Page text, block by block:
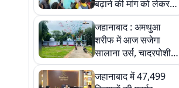
बढ़ाने की मांग को लेकर
ठाकुरबाड़ी में धरना
जहानाबाद : अमथुआ
शरीफ में आज सजेगा
सालाना उर्स, चादरपोशी
और खास दुआ के साथ देर
रात तक चलेगी महफिल-
जहानाबाद में 47,499